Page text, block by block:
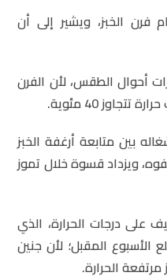
الخبز، ويشير إلى أن
أحوال الطقس، لأن الفرن
40 مئوية.
أشغاله بين متابعة أرغفة الخبز
ويزداد قسوة خلال تموز
على درجات الحرارة، الذي
الأسبوع المقبل؛ لأن جنين
الحرارة.